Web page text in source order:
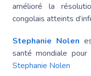
amélioré la
congolais atteints
Stephanie Nolen
santé mondiale pour
Stephanie Nolen